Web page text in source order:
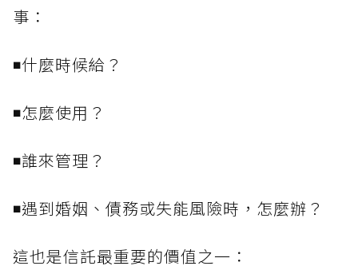
事：
◾什麼時候給？
◾怎麼使用？
◾誰來管理？
◾遇到婚姻、債務或失能風險時，怎麼辦？
這也是信託最重要的價值之一：